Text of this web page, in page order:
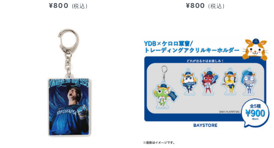
¥800 (税込) ¥800 (税込)